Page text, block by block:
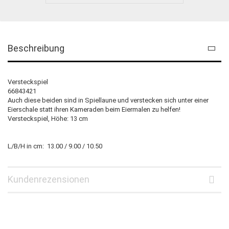
Beschreibung
Versteckspiel
66843421
Auch diese beiden sind in Spiellaune und verstecken sich unter einer
Eierschale statt ihren Kameraden beim Eiermalen zu helfen!
Versteckspiel, Höhe: 13 cm
L/B/H in cm: 13.00 / 9.00 / 10.50
Kundenrezensionen